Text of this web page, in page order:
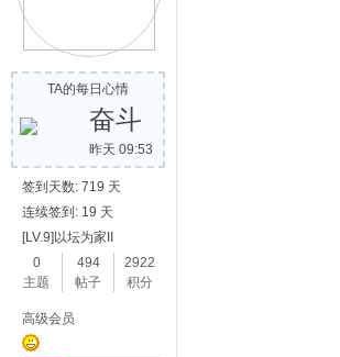
TA的每日心情
奋斗
昨天 09:53
签到天数: 719 天
连续签到: 19 天
[LV.9]以坛为家II
0
主题
494
帖子
2922
积分
高级会员